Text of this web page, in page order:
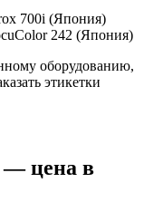
700i (Япония)
242 (Япония)
оборудованию,
этикетки
— цена в